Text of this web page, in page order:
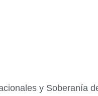
y Soberanía